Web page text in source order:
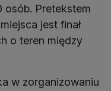
osób. Pretekstem
jest finał
o teren między
w zorganizowaniu